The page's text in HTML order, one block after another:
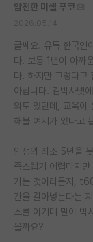
얌전한 미셸 푸코
글쎄요. 유독 한국인
다. 보통 1년이 아까
다. 하지만 그렇다고
아닙니다. 김박사넷
의도 있던데, 교육이
해볼 여지가 있다고
인생의 최소 5년을
족스럽기 어렵다지
가는 것이라든지,
간을 갈아넣는다는
스를 이기며 말이 박
을까요?